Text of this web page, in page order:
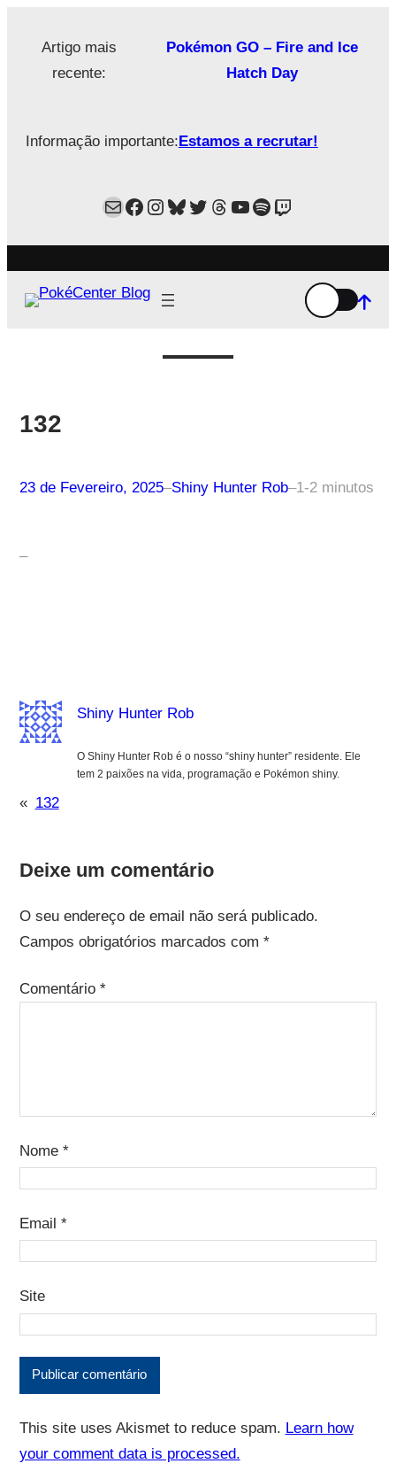
Artigo mais
recente:
Pokémon GO – Fire and Ice
Hatch Day
Informação importante:Estamos a recrutar!
MailFacebook
Instagram
Bluesky
Twitter
Estamos no Threads!
YouTube
Spotify
Twitch
132
23 de Fevereiro, 2025–Shiny Hunter Rob–1-2 minutos
–
Shiny Hunter Rob
O Shiny Hunter Rob é o nosso “shiny hunter” residente. Ele
tem 2 paixões na vida, programação e Pokémon shiny.
« 132
Deixe um comentário
O seu endereço de email não será publicado.
Campos obrigatórios marcados com *
Comentário *
Nome *
Email *
Site
This site uses Akismet to reduce spam. Learn how
your comment data is processed.